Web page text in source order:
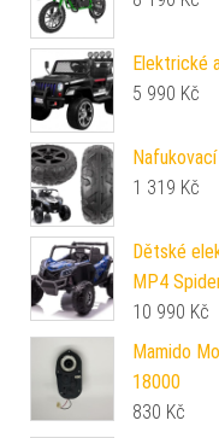
Elektrické
5 990 Kč
1 319 Kč
Dětské
MP4
10 990 Kč
Mamido
18000
830 Kč